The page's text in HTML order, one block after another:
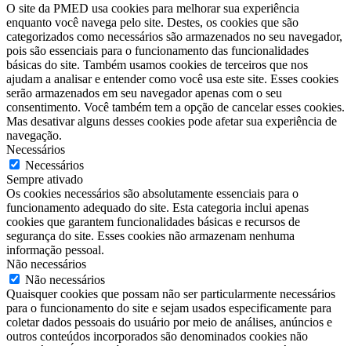
O site da PMED usa cookies para melhorar sua experiência
enquanto você navega pelo site. Destes, os cookies que são
categorizados como necessários são armazenados no seu navegador,
pois são essenciais para o funcionamento das funcionalidades
básicas do site. Também usamos cookies de terceiros que nos
ajudam a analisar e entender como você usa este site. Esses cookies
serão armazenados em seu navegador apenas com o seu
consentimento. Você também tem a opção de cancelar esses cookies.
Mas desativar alguns desses cookies pode afetar sua experiência de
navegação.
Necessários
Necessários
Sempre ativado
Os cookies necessários são absolutamente essenciais para o
funcionamento adequado do site. Esta categoria inclui apenas
cookies que garantem funcionalidades básicas e recursos de
segurança do site. Esses cookies não armazenam nenhuma
informação pessoal.
Não necessários
Não necessários
Quaisquer cookies que possam não ser particularmente necessários
para o funcionamento do site e sejam usados ​​especificamente para
coletar dados pessoais do usuário por meio de análises, anúncios e
outros conteúdos incorporados são denominados cookies não